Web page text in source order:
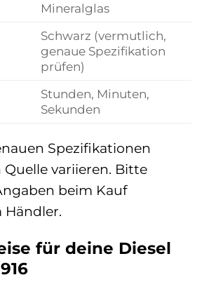
Mineralglas
Schwarz (vermutlich,
genaue Spezifikation
prüfen)
Stunden, Minuten,
Sekunden
Spezifikationen
variieren. Bitte
beim Kauf
Händler.
für deine Diesel